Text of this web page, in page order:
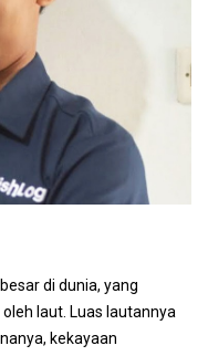
di dunia, yang
laut. Luas lautannya
kekayaan